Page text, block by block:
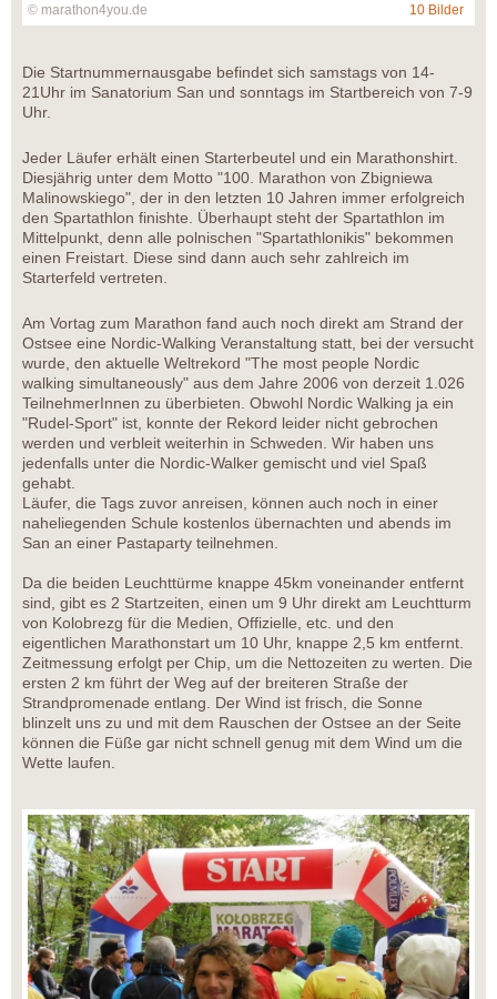
© marathon4you.de 10 Bilder
Die Startnummernausgabe befindet sich samstags von 14-
21Uhr im Sanatorium San und sonntags im Startbereich von 7-9
Uhr.
Jeder Läufer erhält einen Starterbeutel und ein Marathonshirt.
Diesjährig unter dem Motto "100. Marathon von Zbigniewa
Malinowskiego", der in den letzten 10 Jahren immer erfolgreich
den Spartathlon finishte. Überhaupt steht der Spartathlon im
Mittelpunkt, denn alle polnischen "Spartathlonikis" bekommen
einen Freistart. Diese sind dann auch sehr zahlreich im
Starterfeld vertreten.
Am Vortag zum Marathon fand auch noch direkt am Strand der
Ostsee eine Nordic-Walking Veranstaltung statt, bei der versucht
wurde, den aktuelle Weltrekord "The most people Nordic
walking simultaneously" aus dem Jahre 2006 von derzeit 1.026
TeilnehmerInnen zu überbieten. Obwohl Nordic Walking ja ein
"Rudel-Sport" ist, konnte der Rekord leider nicht gebrochen
werden und verbleit weiterhin in Schweden. Wir haben uns
jedenfalls unter die Nordic-Walker gemischt und viel Spaß
gehabt.
Läufer, die Tags zuvor anreisen, können auch noch in einer
naheliegenden Schule kostenlos übernachten und abends im
San an einer Pastaparty teilnehmen.
Da die beiden Leuchttürme knappe 45km voneinander entfernt
sind, gibt es 2 Startzeiten, einen um 9 Uhr direkt am Leuchtturm
von Kolobrezg für die Medien, Offizielle, etc. und den
eigentlichen Marathonstart um 10 Uhr, knappe 2,5 km entfernt.
Zeitmessung erfolgt per Chip, um die Nettozeiten zu werten. Die
ersten 2 km führt der Weg auf der breiteren Straße der
Strandpromenade entlang. Der Wind ist frisch, die Sonne
blinzelt uns zu und mit dem Rauschen der Ostsee an der Seite
können die Füße gar nicht schnell genug mit dem Wind um die
Wette laufen.